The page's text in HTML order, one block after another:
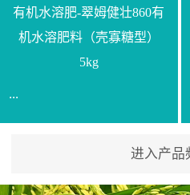
复配其他农药、肥料并提
高药效，间隔2-3周，可连
释均匀喷施苗床;移栽前一
天，用同样方法再喷施一
次。移栽前使用，储存在
苗株体内，移栽后，逐步
释放并快速补充营养。3、
有机水溶肥-翠姆健壮860有
机水溶肥料（壳寡糖型）
5kg
...
【通用名称】有机水溶肥
料【产品剂型】水剂【产
进入产品